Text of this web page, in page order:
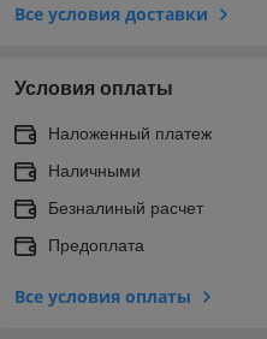
Все условия доставки
Условия оплаты
Наложенный платеж
Наличными
Безналиный расчет
Предоплата
Все условия оплаты